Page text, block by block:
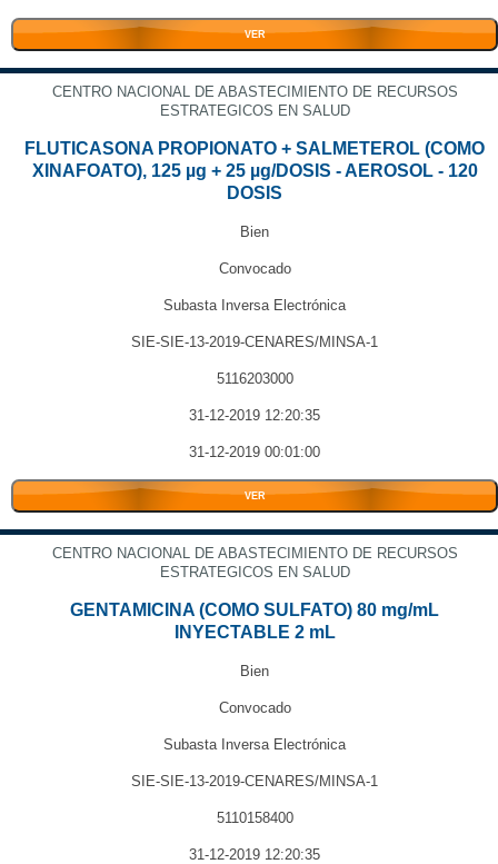
VER
CENTRO NACIONAL DE ABASTECIMIENTO DE RECURSOS
ESTRATEGICOS EN SALUD
FLUTICASONA PROPIONATO + SALMETEROL (COMO
XINAFOATO), 125 µg + 25 µg/DOSIS - AEROSOL - 120
DOSIS
Bien
Convocado
Subasta Inversa Electrónica
SIE-SIE-13-2019-CENARES/MINSA-1
5116203000
31-12-2019 12:20:35
31-12-2019 00:01:00
VER
CENTRO NACIONAL DE ABASTECIMIENTO DE RECURSOS
ESTRATEGICOS EN SALUD
GENTAMICINA (COMO SULFATO) 80 mg/mL
INYECTABLE 2 mL
Bien
Convocado
Subasta Inversa Electrónica
SIE-SIE-13-2019-CENARES/MINSA-1
5110158400
31-12-2019 12:20:35